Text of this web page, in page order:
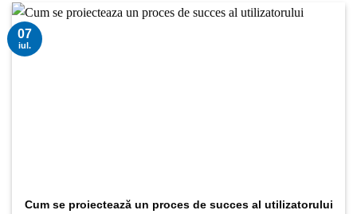
Cum se proiectează un proces de succes al utilizatorului
07
iul.